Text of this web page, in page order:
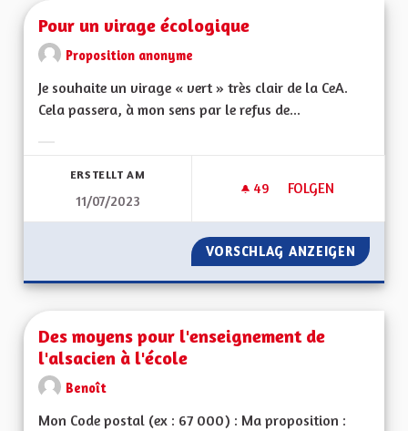
Pour un virage écologique
Proposition anonyme
Je souhaite un virage « vert » très clair de la CeA.
Cela passera, à mon sens par le refus de...
ERSTELLT AM
11/07/2023
49 49 FOLLOWER
FOLGEN
POUR UN VIRAGE
VORSCHLAG ANZEIGEN POUR
Des moyens pour l'enseignement de
l'alsacien à l'école
Benoît
Mon Code postal (ex : 67 000) : Ma proposition :